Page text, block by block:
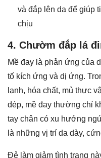
và đắp lên da để giúp
chịu
4. Chườm đắp lá
Mề đay là phản ứng của
tố kích ứng và dị ứng.
lạnh, hóa chất, mủ thực
dép, mề đay thường chỉ
tay chân có xu hướng
là những vị trí da dày,
Đẻ làm giảm tình trạng